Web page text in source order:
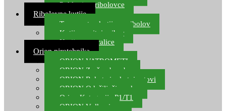
Pokloni za ribolovce
Ribolovne kutije
Transportne kutije za ribolov
Kutije za sitni pribor
Kutije za varalice
Orion pirotehnika
ORION VATROMETI
ORION Zračne bombe
ORION Rakete i raketni setovi
ORION Odašiljači zvuka
Orion Kategorija P1/T1
ORION Vulkani